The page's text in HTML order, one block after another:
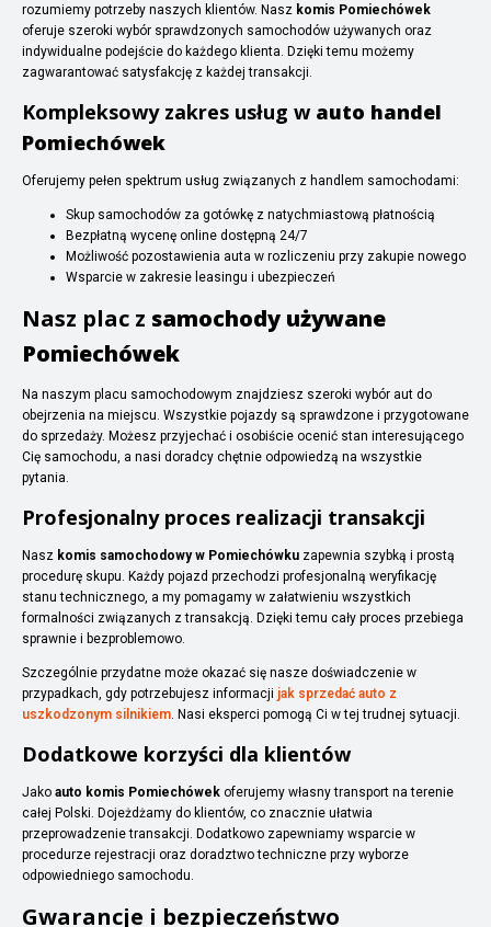
rozumiemy potrzeby naszych klientów. Nasz komis Pomiechówek
oferuje szeroki wybór sprawdzonych samochodów używanych oraz
indywidualne podejście do każdego klienta. Dzięki temu możemy
zagwarantować satysfakcję z każdej transakcji.
Kompleksowy zakres usług w auto handel
Pomiechówek
Oferujemy pełen spektrum usług związanych z handlem samochodami:
Skup samochodów za gotówkę z natychmiastową płatnością
Bezpłatną wycenę online dostępną 24/7
Możliwość pozostawienia auta w rozliczeniu przy zakupie nowego
Wsparcie w zakresie leasingu i ubezpieczeń
Nasz plac z samochody używane
Pomiechówek
Na naszym placu samochodowym znajdziesz szeroki wybór aut do
obejrzenia na miejscu. Wszystkie pojazdy są sprawdzone i przygotowane
do sprzedaży. Możesz przyjechać i osobiście ocenić stan interesującego
Cię samochodu, a nasi doradcy chętnie odpowiedzą na wszystkie
pytania.
Profesjonalny proces realizacji transakcji
Nasz komis samochodowy w Pomiechówku zapewnia szybką i prostą
procedurę skupu. Każdy pojazd przechodzi profesjonalną weryfikację
stanu technicznego, a my pomagamy w załatwieniu wszystkich
formalności związanych z transakcją. Dzięki temu cały proces przebiega
sprawnie i bezproblemowo.
Szczególnie przydatne może okazać się nasze doświadczenie w
przypadkach, gdy potrzebujesz informacji jak sprzedać auto z
uszkodzonym silnikiem. Nasi eksperci pomogą Ci w tej trudnej sytuacji.
Dodatkowe korzyści dla klientów
Jako auto komis Pomiechówek oferujemy własny transport na terenie
całej Polski. Dojeżdżamy do klientów, co znacznie ułatwia
przeprowadzenie transakcji. Dodatkowo zapewniamy wsparcie w
procedurze rejestracji oraz doradztwo techniczne przy wyborze
odpowiedniego samochodu.
Gwarancje i bezpieczeństwo